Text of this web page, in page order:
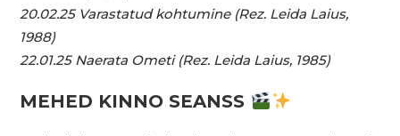
20.02.25 Varastatud kohtumine (Rez. Leida Laius,
1988)
22.01.25 Naerata Ometi (Rez. Leida Laius, 1985)
MEHED KINNO SEANSS